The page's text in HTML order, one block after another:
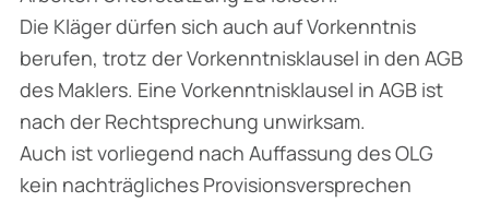
Die Kläger dürfen sich auch auf Vorkenntnis
berufen, trotz der Vorkenntnisklausel in den AGB
des Maklers. Eine Vorkenntnisklausel in AGB ist
nach der Rechtsprechung unwirksam.
Auch ist vorliegend nach Auffassung des OLG
kein nachträgliches Provisionsversprechen